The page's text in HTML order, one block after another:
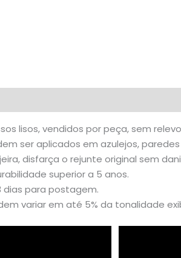
lisos, vendidos por peça, sem
ser aplicados em azulejos,
disfarça o rejunte original sem
superior a 5 anos.
dias para postagem.
variar em até 5% da tonalidade